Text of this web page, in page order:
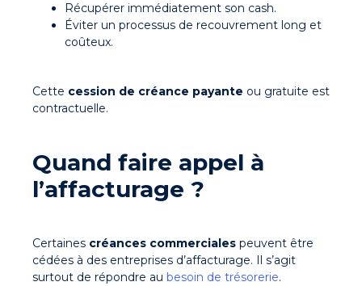
Récupérer immédiatement son cash.
Éviter un processus de recouvrement long et
coûteux.
Cette cession de créance payante ou gratuite est
contractuelle.
Quand faire appel à
l’affacturage ?
Certaines créances commerciales peuvent être
cédées à des entreprises d’affacturage. Il s’agit
surtout de répondre au besoin de trésorerie.